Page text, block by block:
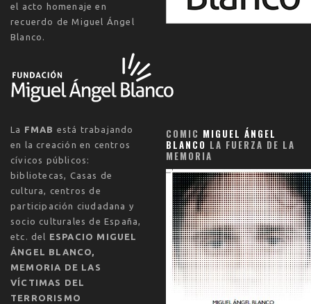
el acto homenaje en
recuerdo de Miguel Ángel
Blanco.
La FMAB está trabajando
en la creación en centros
cívicos públicos:
bibliotecas, Casas de
cultura, centros de
participación ciudadana y
socio culturales de España,
etc. del ESPACIO MIGUEL
ÁNGEL BLANCO,
MEMORIA DE LAS
VÍCTIMAS DEL
TERRORISMO
COMIC MIGUEL ÁNGEL
BLANCO LA FUERZA DE LA
MEMORIA